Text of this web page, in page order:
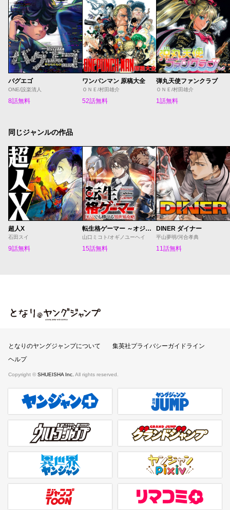
バグエゴ
ONE/設楽清人
8話無料
ワンパンマン 原稿大全
ＯＮＥ/村田雄介
52話無料
弾丸天使ファンクラブ
ＯＮＥ/村田雄介
1話無料
同じジャンルの作品
超人X
石田スイ
9話無料
転生格ゲーマー ～オジでも勝てる異世界攻略～
山口ミコト/オギノユーヘイ
15話無料
DINER ダイナー
平山夢明/河合孝典
11話無料
となりのヤングジャンプ
となりのヤングジャンプについて
集英社プライバシーガイドライン
ヘルプ
Copyright © SHUEISHA Inc. All rights reserved.
ヤンジャンプラス 週刊ヤングジャンプ公式サイト
ウルトラジャンプ グランドジャンプ
異世界ヤンジャン ヤンジャンpixiv
ジャンプTOON リマコミ＋